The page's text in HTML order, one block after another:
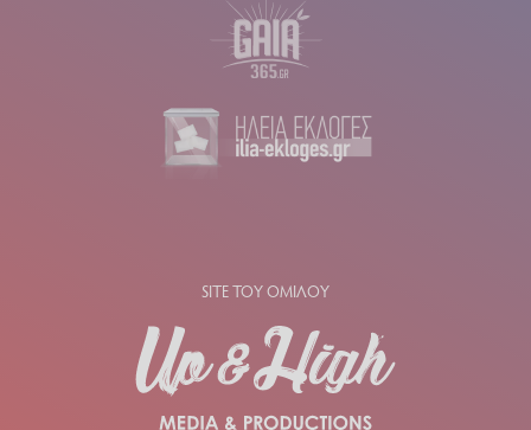
SITE ΤΟΥ ΟΜΙΛΟΥ